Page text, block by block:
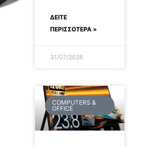
ΔΕΊΤΕ
ΠΕΡΙΣΣΟΤΕΡΑ »
31/07/2026
COMPUTERS &
OFFICE